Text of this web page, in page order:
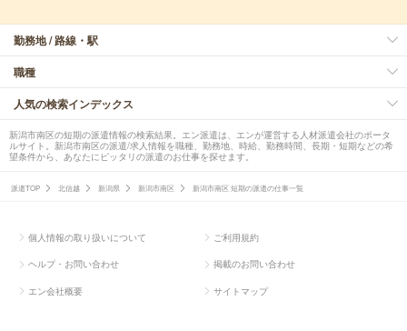
勤務地 / 路線・駅
職種
人気の検索インデックス
新潟市南区の短期の派遣情報の検索結果。エン派遣は、エンが運営する人材派遣会社のポータ
ルサイト。新潟市南区の派遣/求人情報を職種、勤務地、時給、勤務時間、長期・短期などの希
望条件から、あなたにピッタリの派遣のお仕事を探せます。
派遣TOP 北信越 新潟県 新潟市南区 新潟市南区 短期の派遣の仕事一覧
個人情報の取り扱いについて ご利用規約
ヘルプ・お問い合わせ 掲載のお問い合わせ
エン会社概要 サイトマップ